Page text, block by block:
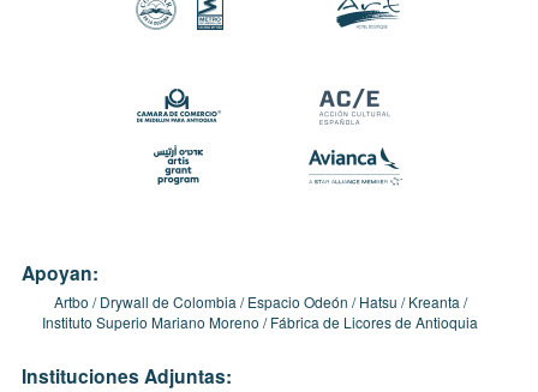
Apoyan:
Artbo Drywall de Colombia Espacio Odeón Hatsu
Kreanta
Instituto Superio Mariano Moreno
Fábrica de Licores de Antioquia
Instituciones Adjuntas: